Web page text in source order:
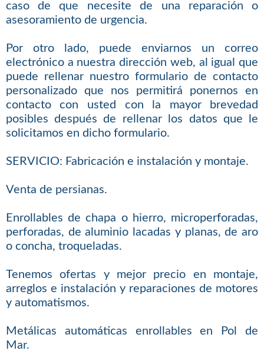
caso de que necesite de una reparación o
asesoramiento de urgencia.
Por otro lado, puede enviarnos un correo
electrónico a nuestra dirección web, al igual que
puede rellenar nuestro formulario de contacto
personalizado que nos permitirá ponernos en
contacto con usted con la mayor brevedad
posibles después de rellenar los datos que le
solicitamos en dicho formulario.
SERVICIO: Fabricación e instalación y montaje.
Venta de persianas.
Enrollables de chapa o hierro, microperforadas,
perforadas, de aluminio lacadas y planas, de aro
o concha, troqueladas.
Tenemos ofertas y mejor precio en montaje,
arreglos e instalación y reparaciones de motores
y automatismos.
Metálicas automáticas enrollables en Pol de
Mar.